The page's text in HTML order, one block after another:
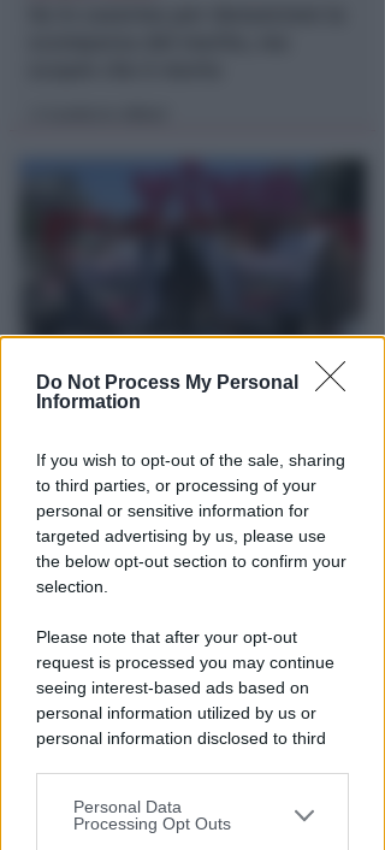
Do Not Process My Personal
Information
If you wish to opt-out of the sale, sharing
to third parties, or processing of your
personal or sensitive information for
targeted advertising by us, please use
the below opt-out section to confirm your
selection.
Please note that after your opt-out
request is processed you may continue
seeing interest-based ads based on
personal information utilized by us or
personal information disclosed to third
You may separately opt-out of the further
disclosure of your personal information
Personal Data
Processing Opt Outs
DOPO I RECENTI EPISODI
non scaricabarile
diRedazione
Scatta il torneo nazionale Open